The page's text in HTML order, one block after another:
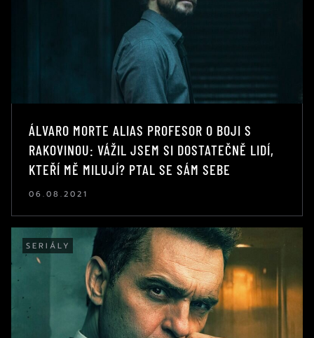
ÁLVARO MORTE ALIAS PROFESOR O BOJI S
RAKOVINOU: VÁŽIL JSEM SI DOSTATEČNĚ LIDÍ,
KTEŘÍ MĚ MILUJÍ? PTAL SE SÁM SEBE
06.08.2021
SERIÁLY